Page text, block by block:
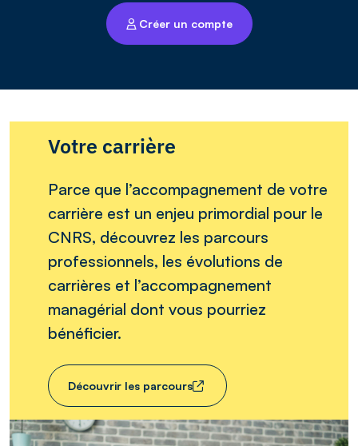
Créer un compte
Votre carrière
Parce que l’accompagnement de votre
carrière est un enjeu primordial pour le
CNRS, découvrez les parcours
professionnels, les évolutions de
carrières et l’accompagnement
managérial dont vous pourriez
bénéficier.
Découvrir les parcours